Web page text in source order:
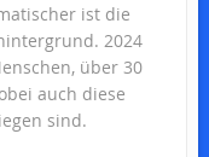
ist die
2024
über 30
auch diese
sind.